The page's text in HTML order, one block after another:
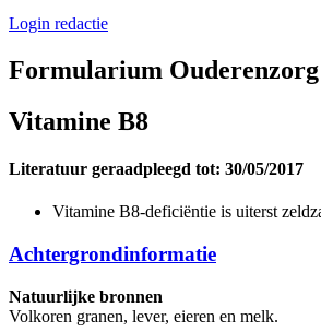
Login redactie
Formularium Ouderenzorg
Vitamine B8
Literatuur geraadpleegd tot: 30/05/2017
Vitamine B8-deficiëntie is uiterst
Achtergrondinformatie
Natuurlijke bronnen
Volkoren granen, lever, eieren en melk.